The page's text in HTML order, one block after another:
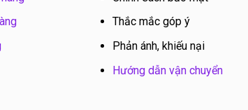
Thắc mắc góp ý
Phản ánh, khiếu nại
Hướng dẫn vận chuyển